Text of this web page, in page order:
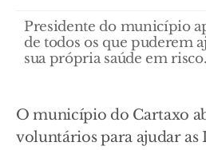
Presidente do município
de todos os que puderem
sua própria saúde em risco.
O município do Cartaxo
voluntários para ajudar as